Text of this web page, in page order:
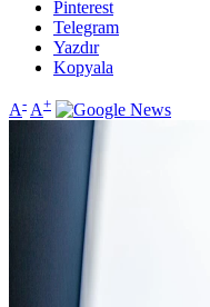
Pinterest
Telegram
Yazdır
Kopyala
A- A+